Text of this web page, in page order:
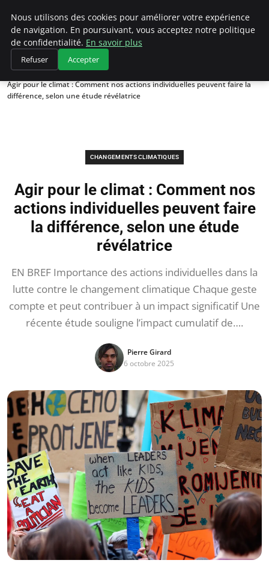
Climategatecountryclub.com
Accueil
Changements climatiques
Agir pour le climat : Comment nos actions individuelles peuvent faire la
différence, selon une étude révélatrice
CHANGEMENTS CLIMATIQUES
Agir pour le climat : Comment nos
actions individuelles peuvent faire
la différence, selon une étude
révélatrice
EN BREF Importance des actions individuelles dans la
lutte contre le changement climatique Chaque geste
compte et peut contribuer à un impact significatif Une
récente étude souligne l’impact cumulatif de….
Pierre Girard
6 octobre 2025
Nous utilisons des cookies pour améliorer votre expérience
de navigation. En poursuivant, vous acceptez notre politique
de confidentialité. En savoir plus
Refuser Accepter